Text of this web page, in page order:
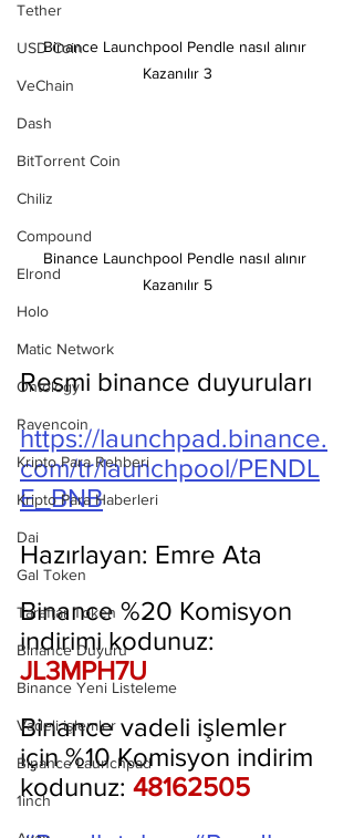
Tether
USD Coin
VeChain
Dash
BitTorrent Coin
Chiliz
Compound
Elrond
Holo
Matic Network
Ontology
Ravencoin
Kripto Para Rehberi
Kripto Para Haberleri
Dai
Gal Token
Taraftar Token
Binance Duyuru
Binance Yeni Listeleme
Vadeli işlemler
Binance Launchpad
1inch
Binance Launchpool Pendle nasıl alınır
Kazanılır 3
Binance Launchpool Pendle nasıl alınır
Kazanılır 5
Resmi binance duyuruları
https://launchpad.binance.
com/tr/launchpool/PENDL
E_BNB
Hazırlayan: Emre Ata
Binance %20 Komisyon
indirimi kodunuz:
JL3MPH7U
Binance vadeli işlemler
için %10 Komisyon indirim
kodunuz: 48162505